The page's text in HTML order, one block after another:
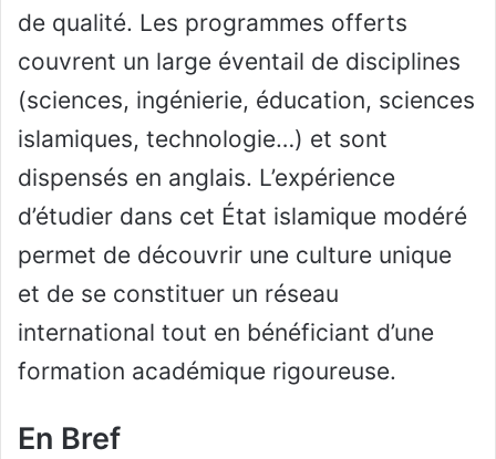
de qualité. Les programmes offerts
couvrent un large éventail de disciplines
(sciences, ingénierie, éducation, sciences
islamiques, technologie…) et sont
dispensés en anglais. L’expérience
d’étudier dans cet État islamique modéré
permet de découvrir une culture unique
et de se constituer un réseau
international tout en bénéficiant d’une
formation académique rigoureuse.
En Bref